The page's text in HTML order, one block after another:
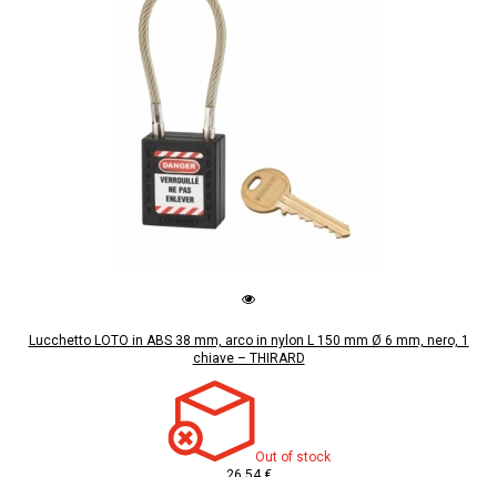
Lucchetto LOTO in ABS 38 mm, arco in nylon L 150 mm Ø 6 mm, nero, 1
chiave – THIRARD
Out of stock